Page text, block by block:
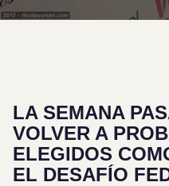
LA SEMANA
VOLVER A
ELEGIDOS
EL DESAFÍO